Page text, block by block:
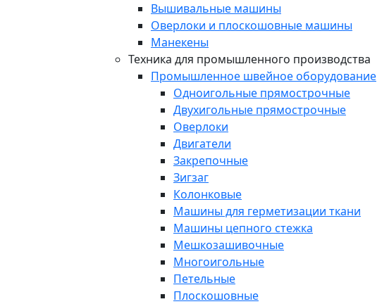
Вышивальные машины
Оверлоки и плоскошовные машины
Манекены
Техника для промышленного производства
Промышленное швейное оборудование
Одноигольные прямострочные
Двухигольные прямострочные
Оверлоки
Двигатели
Закрепочные
Зигзаг
Колонковые
Машины для герметизации ткани
Машины цепного стежка
Мешкозашивочные
Многоигольные
Петельные
Плоскошовные